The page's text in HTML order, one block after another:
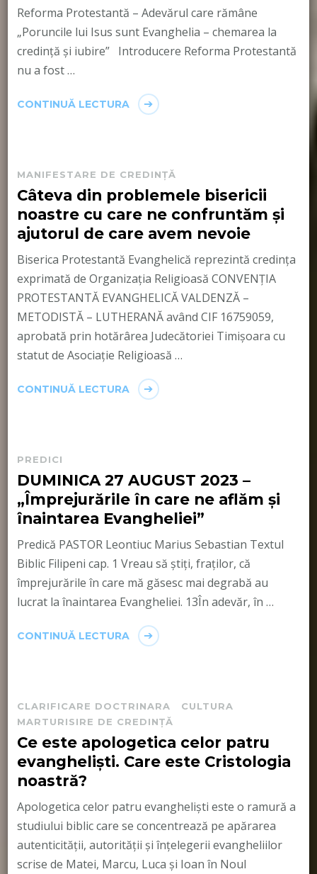
Reforma Protestantă – Adevărul care rămâne
„Poruncile lui Isus sunt Evanghelia – chemarea la
credință și iubire” Introducere Reforma Protestantă
nu a fost …
CONTINUĂ LECTURA
MANIFESTARE DE CREDINȚĂ
Câteva din problemele bisericii
noastre cu care ne confruntăm și
ajutorul de care avem nevoie
Biserica Protestantă Evanghelică reprezintă credința
exprimată de Organizația Religioasă CONVENŢIA
PROTESTANTĂ EVANGHELICĂ VALDENZĂ –
METODISTĂ – LUTHERANĂ având CIF 16759059,
aprobată prin hotărârea Judecătoriei Timișoara cu
statut de Asociație Religioasă …
CONTINUĂ LECTURA
PREDICI
DUMINICA 27 AUGUST 2023 –
„Împrejurările în care ne aflăm și
înaintarea Evangheliei”
Predică PASTOR Leontiuc Marius Sebastian Textul
Biblic Filipeni cap. 1 Vreau să ştiţi, fraţilor, că
împrejurările în care mă găsesc mai degrabă au
lucrat la înaintarea Evangheliei. 13În adevăr, în …
CONTINUĂ LECTURA
CLARIFICARE DOCTRINARA
CULTURA
MARTURISIRE DE CREDINȚĂ
Ce este apologetica celor patru
evangheliști. Care este Cristologia
noastră?
Apologetica celor patru evangheliști este o ramură a
studiului biblic care se concentrează pe apărarea
autenticității, autorității și înțelegerii evangheliilor
scrise de Matei, Marcu, Luca și Ioan în Noul